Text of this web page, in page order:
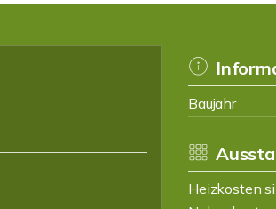
Baujahr
Heizkosten